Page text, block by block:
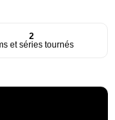
2
et séries tournés